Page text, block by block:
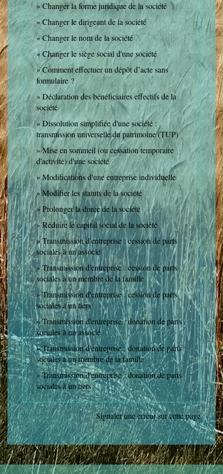
Changer la forme juridique de la société
Changer le dirigeant de la société
Changer le nom de la société
Changer le siège social d'une société
Comment effectuer un dépôt d’acte sans
formulaire ?
Déclaration des bénéficiaires effectifs de la
société
Dissolution simplifiée d'une société :
transmission universelle du patrimoine (TUP)
Mise en sommeil (ou cessation temporaire
d'activité) d'une société
Modifications d'une entreprise individuelle
Modifier les statuts de la société
Prolonger la durée de la société
Réduire le capital social de la société
Transmission d'entreprise : cession de parts
sociales à un associé
Transmission d'entreprise : cession de parts
sociales à un membre de la famille
Transmission d'entreprise : cession de parts
sociales à un tiers
Transmission d'entreprise : donation de parts
sociales à un associé
Transmission d'entreprise : donation de parts
sociales à un membre de la famille
Transmission d'entreprise : donation de parts
sociales à un tiers
Signaler une erreur sur cette page